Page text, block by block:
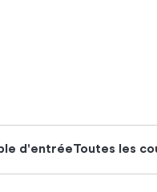
d'entréeToutes les